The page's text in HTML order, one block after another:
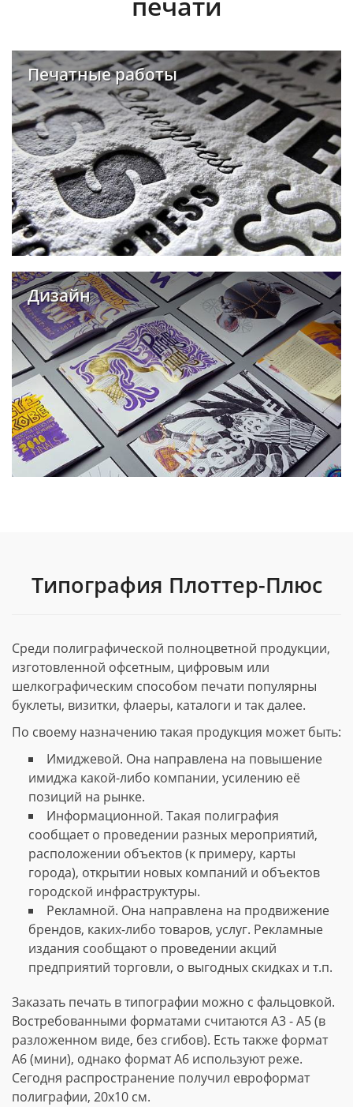
Печатные работы
Дизайн
Типография Плоттер-Плюс
Среди полиграфической полноцветной продукции,
изготовленной офсетным, цифровым или
шелкографическим способом печати популярны
буклеты, визитки, флаеры, каталоги и так далее.
По своему назначению такая продукция может быть:
Имиджевой. Она направлена на повышение
имиджа какой-либо компании, усилению её
позиций на рынке.
Информационной. Такая полиграфия
сообщает о проведении разных мероприятий,
расположении объектов (к примеру, карты
города), открытии новых компаний и объектов
городской инфраструктуры.
Рекламной. Она направлена на продвижение
брендов, каких-либо товаров, услуг. Рекламные
издания сообщают о проведении акций
предприятий торговли, о выгодных скидках и т.п.
Заказать печать в типографии можно с фальцовкой.
Востребованными форматами считаются А3 - А5 (в
разложенном виде, без сгибов). Есть также формат
А6 (мини), однако формат А6 используют реже.
Сегодня распространение получил евроформат
полиграфии, 20х10 см.